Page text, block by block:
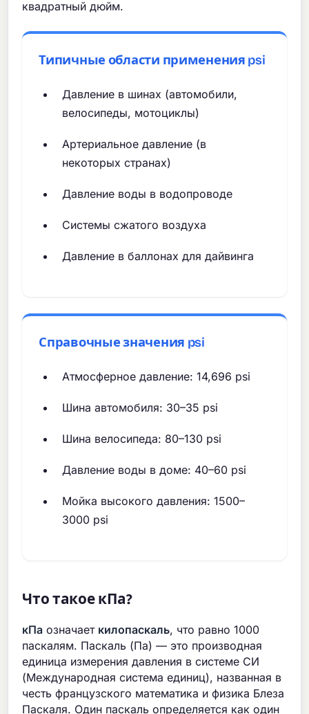
квадратный дюйм.
Типичные области применения psi
Давление в шинах (автомобили,
велосипеды, мотоциклы)
Артериальное давление (в
некоторых странах)
Давление воды в водопроводе
Системы сжатого воздуха
Давление в баллонах для дайвинга
Справочные значения psi
Атмосферное давление: 14,696 psi
Шина автомобиля: 30–35 psi
Шина велосипеда: 80–130 psi
Давление воды в доме: 40–60 psi
Мойка высокого давления: 1500–
3000 psi
Что такое кПа?
кПа означает килопаскаль, что равно 1000
паскалям. Паскаль (Па) — это производная
единица измерения давления в системе СИ
(Международная система единиц), названная в
честь французского математика и физика Блеза
Паскаля. Один паскаль определяется как один